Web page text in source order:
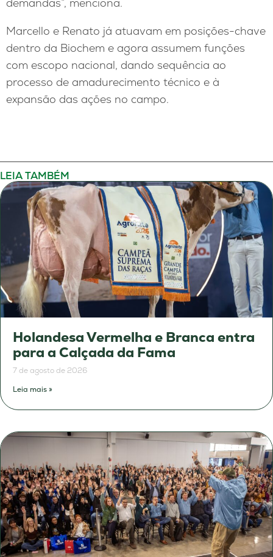
demandas”, menciona.
Marcello e Renato já atuavam em posições-chave
dentro da Biochem e agora assumem funções
com escopo nacional, dando sequência ao
processo de amadurecimento técnico e à
expansão das ações no campo.
LEIA TAMBÉM
Holandesa Vermelha e Branca entra
para a Calçada da Fama
7 de agosto de 2026
Leia mais »